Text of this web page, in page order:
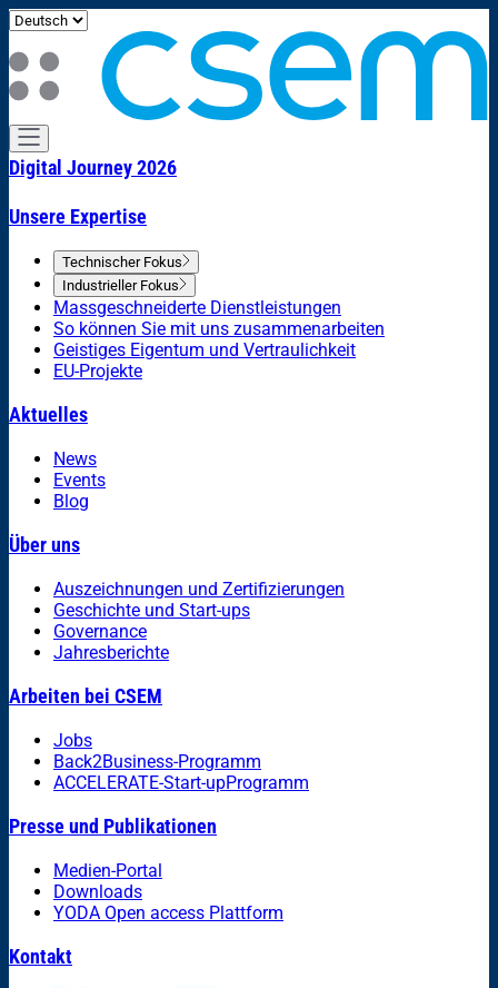
Digital Journey 2026
Unsere Expertise
Technischer Fokus
Industrieller Fokus
Massgeschneiderte Dienstleistungen
So können Sie mit uns zusammenarbeiten
Geistiges Eigentum und Vertraulichkeit
EU-Projekte
Aktuelles
News
Events
Blog
Über uns
Auszeichnungen und Zertifizierungen
Geschichte und Start-ups
Governance
Jahresberichte
Arbeiten bei CSEM
Jobs
Back2Business-Programm
ACCELERATE-Start-upProgramm
Presse und Publikationen
Medien-Portal
Downloads
YODA Open access Plattform
Kontakt